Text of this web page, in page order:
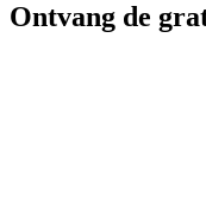
Ontvang de